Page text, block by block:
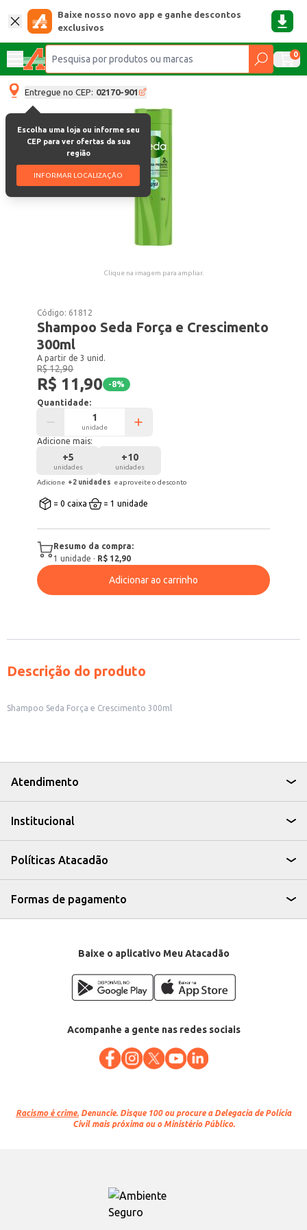
Baixe nosso novo app e ganhe descontos
exclusivos
0
Entregue no CEP: 02170-901
Escolha uma loja ou informe seu
CEP para ver ofertas da sua
região
INFORMAR LOCALIZAÇÃO
Clique na imagem para ampliar.
Código: 61812
Shampoo Seda Força e Crescimento
300ml
A partir de 3 unid.
R$ 12,90
R$ 11,90 -8%
Quantidade:
unidade
Adicione mais:
+5
unidades
+10
unidades
Adicione +2 unidades e aproveite o desconto
= 0 caixa = 1 unidade
Resumo da compra:
1 unidade · R$ 12,90
Adicionar ao carrinho
Descrição do produto
Shampoo Seda Força e Crescimento 300ml
Atendimento
Institucional
Políticas Atacadão
Formas de pagamento
Baixe o aplicativo Meu Atacadão
Acompanhe a gente nas redes sociais
Racismo é crime. Denuncie. Disque 100 ou procure a Delegacia de Polícia
Civil mais próxima ou o Ministério Público.